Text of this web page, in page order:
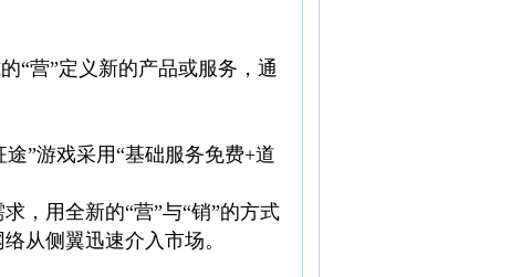
“营”定义新的产品或服务，通
”游戏采用“基础服务免费+道
，用全新的“营”与“销”的方式
从侧翼迅速介入市场。